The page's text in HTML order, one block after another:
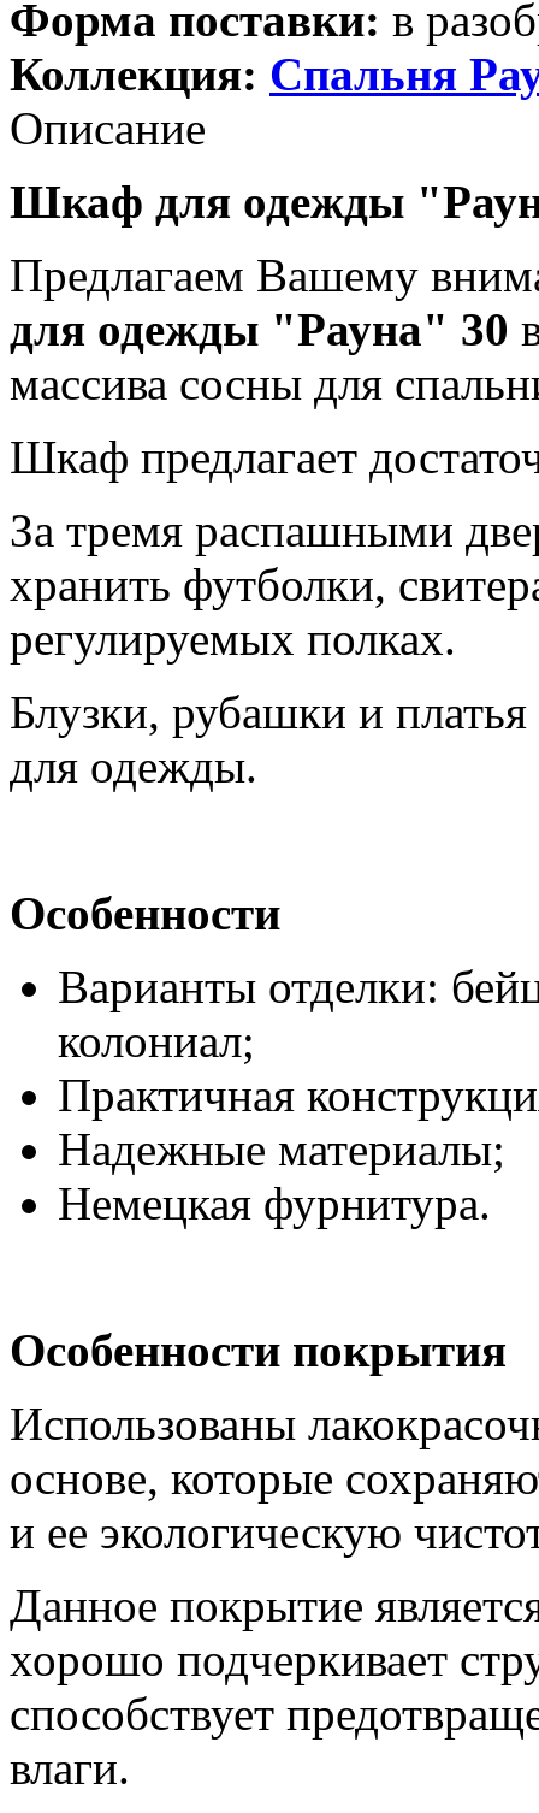
Форма поставки: в
Коллекция: Спальня
Описание
Шкаф для одежды
Предлагаем Вашему
для одежды "Рауна" 30
массива сосны для
Шкаф предлагает
За тремя распашными
хранить футболки,
регулируемых полках.
Блузки, рубашки и
для одежды.
Особенности
Варианты отделки:
колониал;
Практичная
Надежные материалы;
Немецкая фурнитура.
Особенности покрытия
Использованы
основе, которые
и ее экологическую
Данное покрытие
хорошо подчеркивает
способствует
влаги.